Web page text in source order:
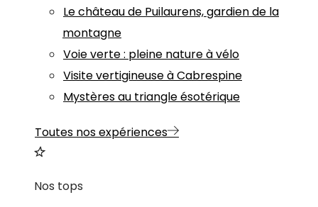
Le château de Puilaurens, gardien de la
montagne
Voie verte : pleine nature à vélo
Visite vertigineuse à Cabrespine
Mystères au triangle ésotérique
Toutes nos expériences
Nos tops